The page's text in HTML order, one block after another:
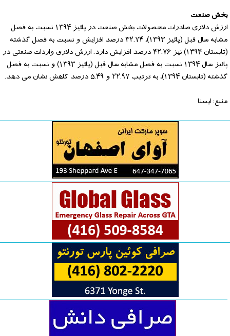
بخش صنعت
ارزش دلاری صادرات محصولات بخش صنعت در پائیز ۱۳۹۴ نسبت به فصل
مشابه سال قبل (پائیز ۱۳۹۳)، ۳۲.۷۴ درصد افزایش و نسبت به فصل گذشته
(تابستان ۱۳۹۴) نیز ۴۲.۷۶ درصد افزایش دارد. ارزش دلاری واردات صنعتی در
پائیز سال ۱۳۹۴ نسبت به فصل مشابه سال قبل (پائیز ۱۳۹۳) و نسبت به فصل
گذشته (تابستان ۱۳۹۴)، به ترتیب ۲۲.۹۷ و ۵.۴۹ درصد کاهش نشان می دهد.
منبع: ایسنا